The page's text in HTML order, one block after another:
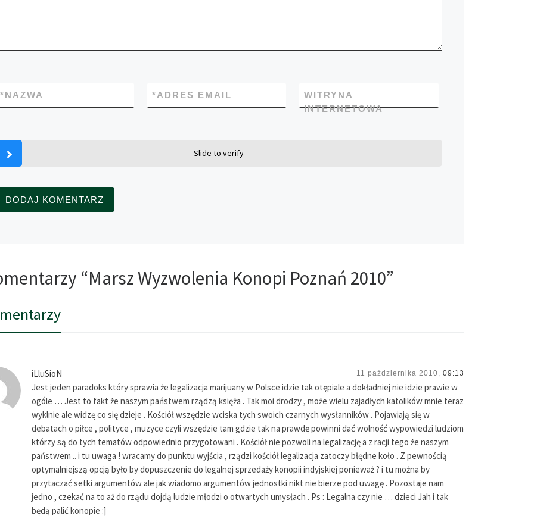
NAZWA
* ADRES EMAIL
*
WITRYNA
INTERNETOWA
Slide to verify
“Marsz Wyzwolenia Konopi Poznań 2010”
iLluSioN 11 października 2010, 09:13
Jest jeden paradoks który sprawia że legalizacja marijuany w Polsce idzie tak otępiale a dokładniej nie idzie prawie w
ogóle … Jest to fakt że naszym państwem rządzą księża . Tak moi drodzy , może wielu zajadłych katolików mnie teraz
wyklnie ale widzę co się dzieje . Kościół wszędzie wciska tych swoich czarnych wysłanników . Pojawiają się w
debatach o piłce , polityce , muzyce czyli wszędzie tam gdzie tak na prawdę powinni dać wolność wypowiedzi ludziom
którzy są do tych tematów odpowiednio przygotowani . Kościół nie pozwoli na legalizację a z racji tego że naszym
państwem .. i tu uwaga ! wracamy do punktu wyjścia , rządzi kościół legalizacja zatoczy błędne koło . Z pewnością
optymalniejszą opcją było by dopuszczenie do legalnej sprzedaży konopii indyjskiej ponieważ ? i tu można by
przytaczać setki argumentów ale jak wiadomo argumentów jednostki nikt nie bierze pod uwagę . Pozostaje nam
jedno , czekać na to aż do rządu dojdą ludzie młodzi o otwartych umysłach . Ps : Legalna czy nie … dzieci Jah i tak
będą palić konopie :]